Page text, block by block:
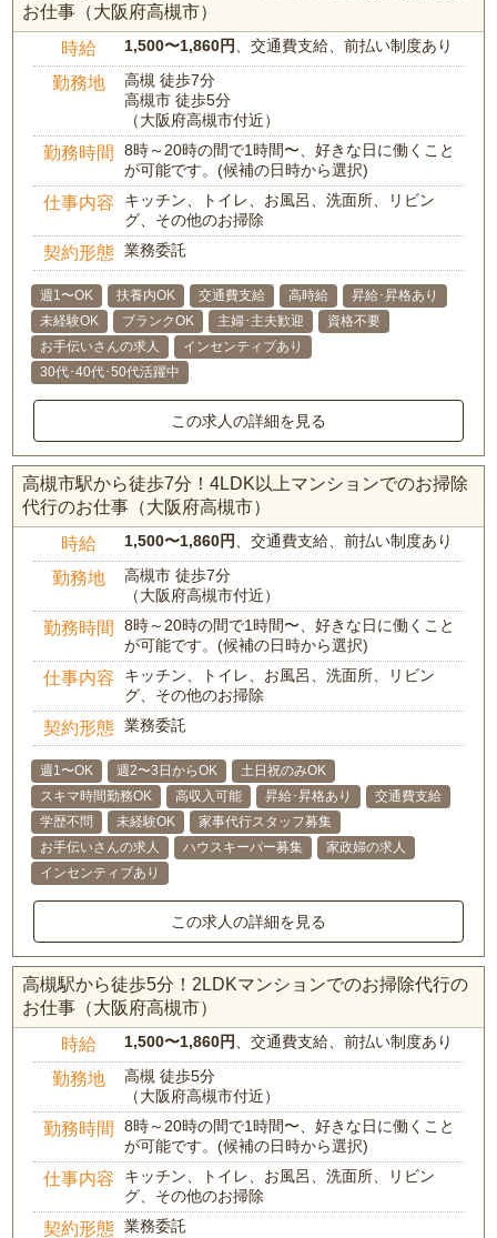
お仕事（大阪府高槻市）
時給 1,500〜1,860円 、交通費支給、前払い制度あり
勤務地
高槻 徒歩7分
高槻市 徒歩5分
（大阪府高槻市付近）
勤務時間
8時～20時の間で1時間〜、好きな日に働くこと
が可能です。(候補の日時から選択)
仕事内容
キッチン、トイレ、お風呂、洗面所、リビン
グ、その他のお掃除
契約形態 業務委託
週1〜OK 扶養内OK 交通費支給 高時給
昇給･昇格あり
未経験OK
ブランクOK 主婦･主夫歓迎
資格不要
お手伝いさんの求人
インセンティブあり
30代･40代･50代活躍中
この求人の詳細を見る
高槻市駅から徒歩7分！4LDK以上マンションでのお掃除
代行のお仕事（大阪府高槻市）
時給 1,500〜1,860円 、交通費支給、前払い制度あり
勤務地
高槻市 徒歩7分
（大阪府高槻市付近）
勤務時間
8時～20時の間で1時間〜、好きな日に働くこと
が可能です。(候補の日時から選択)
仕事内容
キッチン、トイレ、お風呂、洗面所、リビン
グ、その他のお掃除
契約形態 業務委託
週1〜OK 週2〜3日からOK
土日祝のみOK
スキマ時間勤務OK
高収入可能 昇給･昇格あり
交通費支給
学歴不問
未経験OK
家事代行スタッフ募集
お手伝いさんの求人
ハウスキーパー募集
家政婦の求人
インセンティブあり
この求人の詳細を見る
高槻駅から徒歩5分！2LDKマンションでのお掃除代行の
お仕事（大阪府高槻市）
時給 1,500〜1,860円 、交通費支給、前払い制度あり
勤務地
高槻 徒歩5分
（大阪府高槻市付近）
勤務時間
8時～20時の間で1時間〜、好きな日に働くこと
が可能です。(候補の日時から選択)
仕事内容
キッチン、トイレ、お風呂、洗面所、リビン
グ、その他のお掃除
契約形態 業務委託